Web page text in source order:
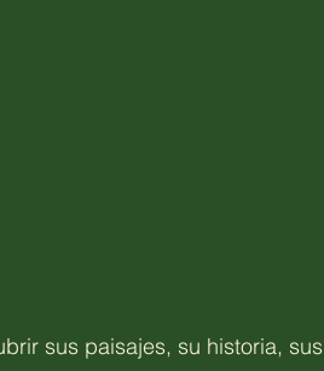
sus paisajes, su historia, sus